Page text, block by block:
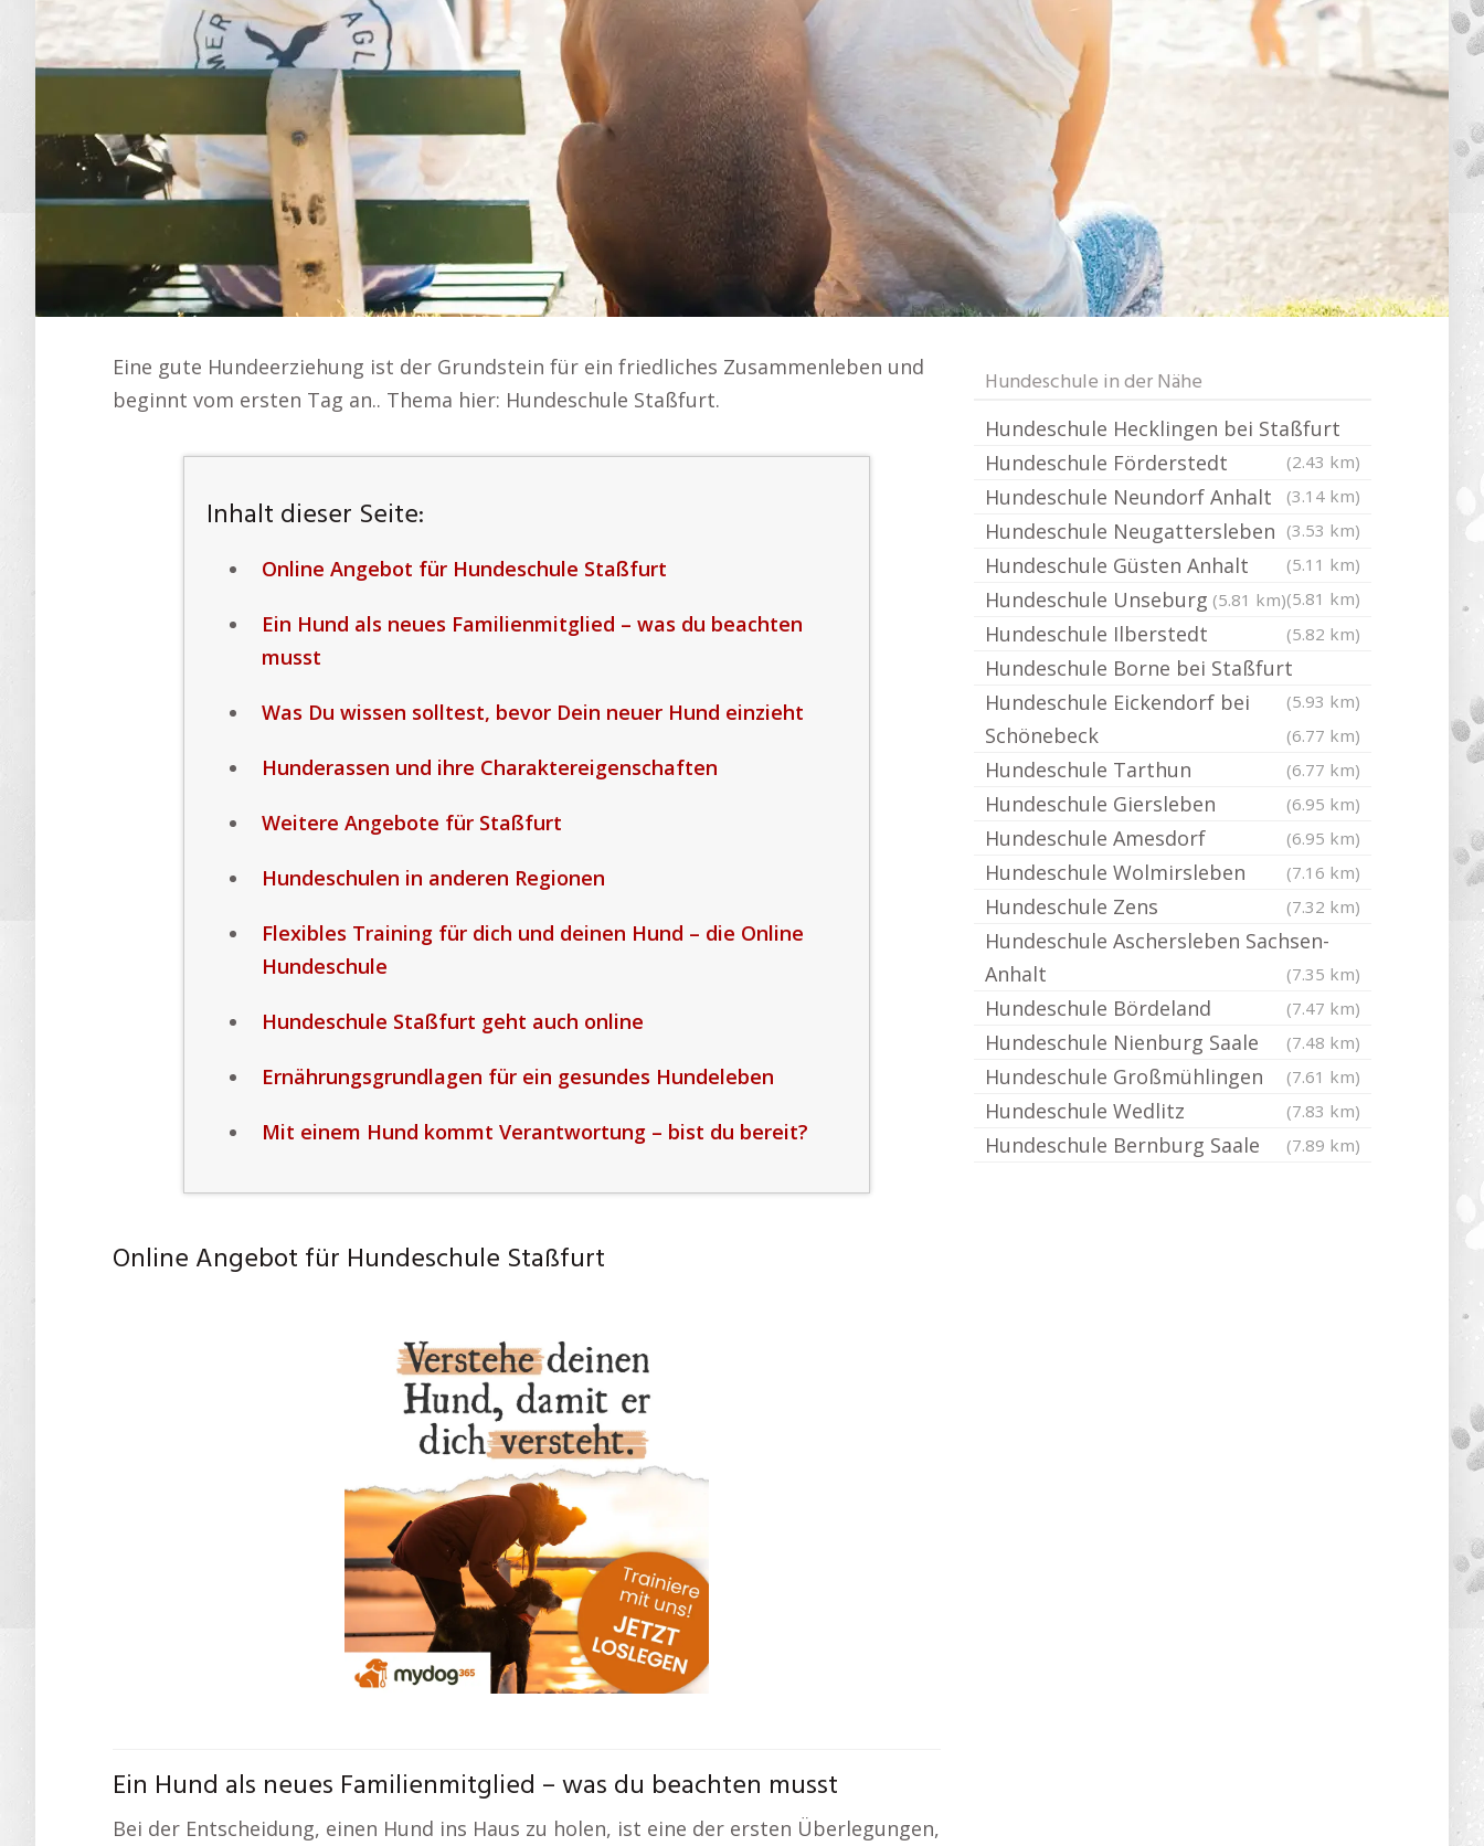
Eine gute Hundeerziehung ist der Grundstein für ein friedliches Zusammenleben und
beginnt vom ersten Tag an.. Thema hier: Hundeschule Staßfurt.
Inhalt dieser Seite:
Online Angebot für Hundeschule Staßfurt
Ein Hund als neues Familienmitglied – was du beachten
musst
Was Du wissen solltest, bevor Dein neuer Hund einzieht
Hunderassen und ihre Charaktereigenschaften
Weitere Angebote für Staßfurt
Hundeschulen in anderen Regionen
Flexibles Training für dich und deinen Hund – die Online
Hundeschule
Hundeschule Staßfurt geht auch online
Ernährungsgrundlagen für ein gesundes Hundeleben
Mit einem Hund kommt Verantwortung – bist du bereit?
Online Angebot für Hundeschule Staßfurt
Ein Hund als neues Familienmitglied – was du beachten musst
Bei der Entscheidung, einen Hund ins Haus zu holen, ist eine der ersten Überlegungen,
Hundeschule in der Nähe
Hundeschule Hecklingen bei Staßfurt
(2.43 km)
Hundeschule Förderstedt
(3.14 km)
Hundeschule Neundorf Anhalt
(3.53 km)
Hundeschule Neugattersleben
(5.11 km)
Hundeschule Güsten Anhalt
(5.81 km)
Hundeschule Unseburg (5.81 km)
Hundeschule Ilberstedt (5.82 km)
Hundeschule Borne bei Staßfurt
(5.93 km)
Hundeschule Eickendorf bei
Schönebeck
(6.77 km)
Hundeschule Tarthun (6.77 km)
Hundeschule Giersleben (6.95 km)
Hundeschule Amesdorf (6.95 km)
Hundeschule Wolmirsleben (7.16 km)
Hundeschule Zens (7.32 km)
Hundeschule Aschersleben Sachsen-
Anhalt
(7.35 km)
Hundeschule Bördeland (7.47 km)
Hundeschule Nienburg Saale (7.48 km)
Hundeschule Großmühlingen (7.61 km)
Hundeschule Wedlitz (7.83 km)
Hundeschule Bernburg Saale (7.89 km)